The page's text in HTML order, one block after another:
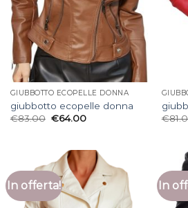
GIUBBOTTO ECOPELLE DONNA
giubbotto ecopelle donna
€83.00 €64.00
€
In offerta! In